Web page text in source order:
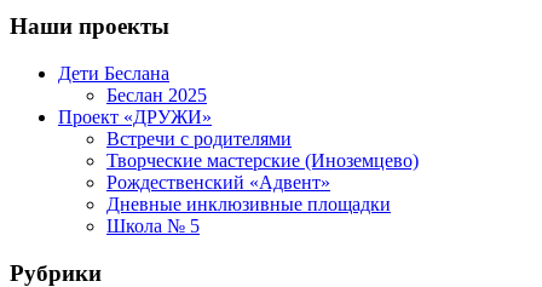
Наши проекты
Дети Беслана
Беслан 2025
Проект «ДРУЖИ»
Встречи с родителями
Творческие мастерские (Иноземцево)
Рождественский «Адвент»
Дневные инклюзивные площадки
Школа № 5
Рубрики